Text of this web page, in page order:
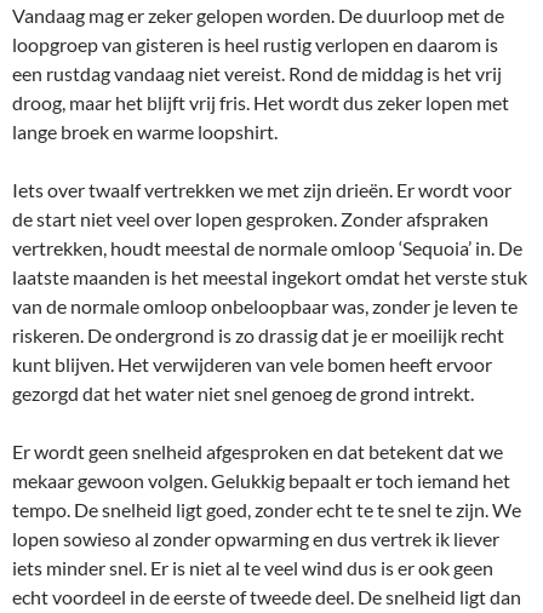
Vandaag mag er zeker gelopen worden. De duurloop met de
loopgroep van gisteren is heel rustig verlopen en daarom is
een rustdag vandaag niet vereist. Rond de middag is het vrij
droog, maar het blijft vrij fris. Het wordt dus zeker lopen met
lange broek en warme loopshirt.
Iets over twaalf vertrekken we met zijn drieën. Er wordt voor
de start niet veel over lopen gesproken. Zonder afspraken
vertrekken, houdt meestal de normale omloop ‘Sequoia’ in. De
laatste maanden is het meestal ingekort omdat het verste stuk
van de normale omloop onbeloopbaar was, zonder je leven te
riskeren. De ondergrond is zo drassig dat je er moeilijk recht
kunt blijven. Het verwijderen van vele bomen heeft ervoor
gezorgd dat het water niet snel genoeg de grond intrekt.
Er wordt geen snelheid afgesproken en dat betekent dat we
mekaar gewoon volgen. Gelukkig bepaalt er toch iemand het
tempo. De snelheid ligt goed, zonder echt te te snel te zijn. We
lopen sowieso al zonder opwarming en dus vertrek ik liever
iets minder snel. Er is niet al te veel wind dus is er ook geen
echt voordeel in de eerste of tweede deel. De snelheid ligt dan